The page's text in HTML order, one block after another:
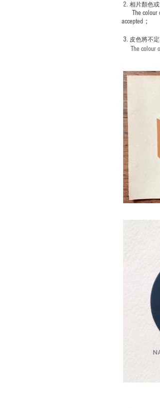
2. 相片顏色或
The colour
accepted；
3. 皮色將不
The colour